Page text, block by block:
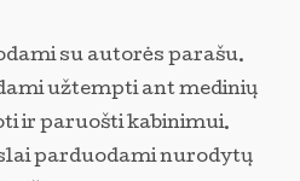
su autorės parašu.
užtempti ant medinių
ir paruošti kabinimui.
parduodami nurodytų